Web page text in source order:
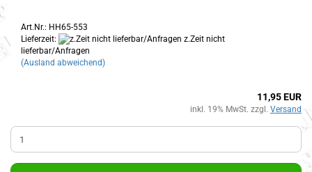
Art.Nr.: HH65-553
Lieferzeit:
z.Zeit nicht
lieferbar/Anfragen
(Ausland abweichend)
11,95 EUR
inkl. 19% MwSt. zzgl. Versand